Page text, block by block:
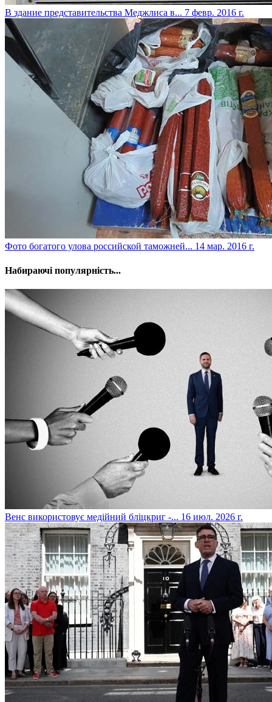
В здание представительства Меджлиса в... 7 февр. 2016 г.
Фото богатого улова российской таможней... 14 мар. 2016 г.
Набираючі популярність...
​Венс використовує медійний бліцкриг -... 16 июл. 2026 г.